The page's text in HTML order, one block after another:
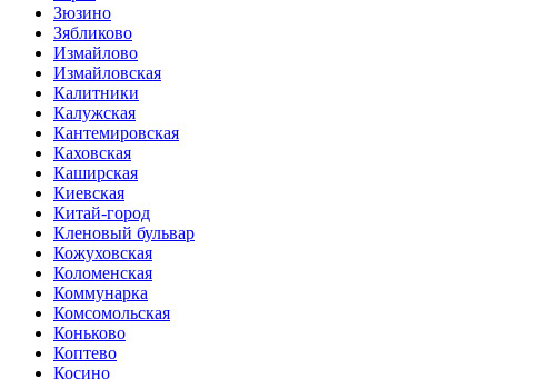
Зюзино
Зябликово
Измайлово
Измайловская
Калитники
Калужская
Кантемировская
Каховская
Каширская
Киевская
Китай-город
Кленовый бульвар
Кожуховская
Коломенская
Коммунарка
Комсомольская
Коньково
Коптево
Косино